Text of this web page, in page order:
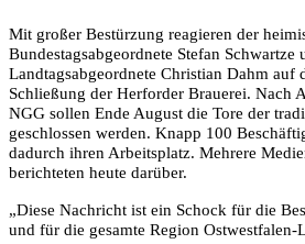
Mit großer Bestürzung reagieren der
Bundestagsabgeordnete Stefan Schwartze
Landtagsabgeordnete Christian Dahm auf
Schließung der Herforder Brauerei. Nach
NGG sollen Ende August die Tore der
geschlossen werden. Knapp 100
dadurch ihren Arbeitsplatz. Mehrere
berichteten heute darüber.
„Diese Nachricht ist ein Schock für die
und für die gesamte Region